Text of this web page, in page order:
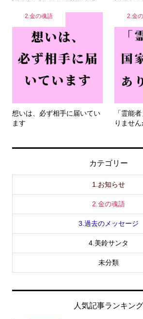
2.金の魂語
想いは、必ず相手に届いてい
ます
2.金
「霊能
りませ
カテゴリー
1.お知らせ
2.金の魂語
3.過去のメッセージ
4.美鈴サンタ
未分類
人気記事ランキング